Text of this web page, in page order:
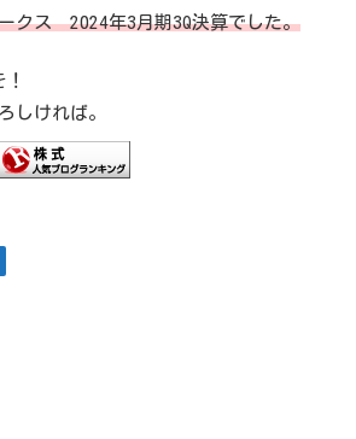
クス 2024年3月期3Q決算でした。
しければ。